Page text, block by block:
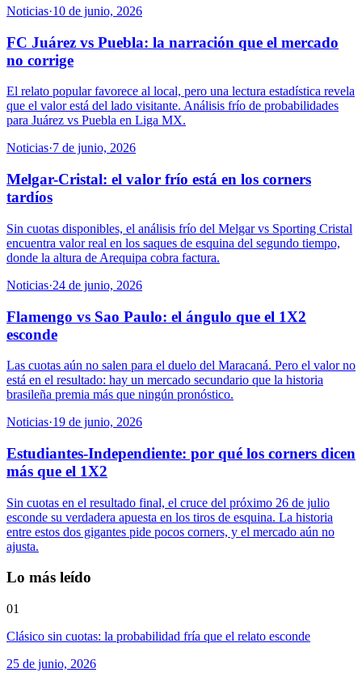
Noticias·10 de junio, 2026
FC Juárez vs Puebla: la narración que el mercado
no corrige
El relato popular favorece al local, pero una lectura estadística revela
que el valor está del lado visitante. Análisis frío de probabilidades
para Juárez vs Puebla en Liga MX.
Noticias·7 de junio, 2026
Melgar-Cristal: el valor frío está en los corners
tardíos
Sin cuotas disponibles, el análisis frío del Melgar vs Sporting Cristal
encuentra valor real en los saques de esquina del segundo tiempo,
donde la altura de Arequipa cobra factura.
Noticias·24 de junio, 2026
Flamengo vs Sao Paulo: el ángulo que el 1X2
esconde
Las cuotas aún no salen para el duelo del Maracaná. Pero el valor no
está en el resultado: hay un mercado secundario que la historia
brasileña premia más que ningún pronóstico.
Noticias·19 de junio, 2026
Estudiantes-Independiente: por qué los corners dicen
más que el 1X2
Sin cuotas en el resultado final, el cruce del próximo 26 de julio
esconde su verdadera apuesta en los tiros de esquina. La historia
entre estos dos gigantes pide pocos corners, y el mercado aún no
ajusta.
Lo más leído
01
Clásico sin cuotas: la probabilidad fría que el relato esconde
25 de junio, 2026